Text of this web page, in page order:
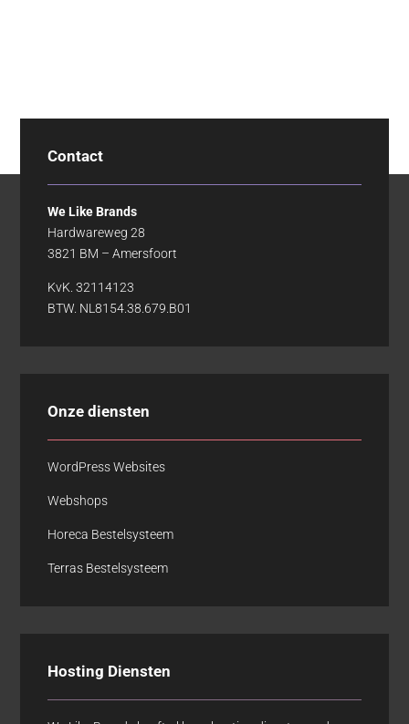
Contact
We Like Brands
Hardwareweg 28
3821 BM – Amersfoort
KvK. 32114123
BTW. NL8154.38.679.B01
Onze diensten
WordPress Websites
Webshops
Horeca Bestelsysteem
Terras Bestelsysteem
Hosting Diensten